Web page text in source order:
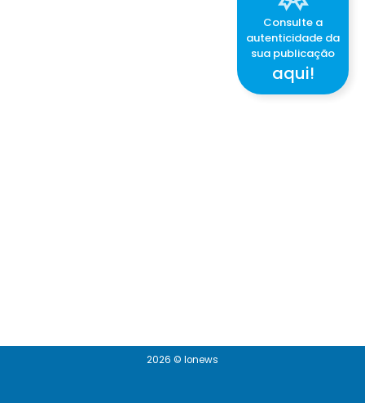
2026 © Ionews
Consulte a
autenticidade da
sua publicação
aqui!